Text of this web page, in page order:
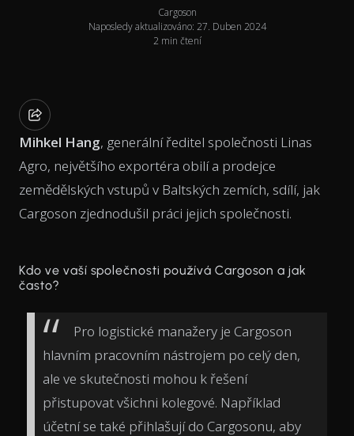
Cargoson
Naposledy aktualizováno: 27. Duben 2024
2 min čtení
Mihkel Hang, generální ředitel společnosti Linas
Agro, největšího exportéra obilí a prodejce
zemědělských vstupů v Baltských zemích, sdílí, jak
Cargoson zjednodušil práci jejich společnosti.
Kdo ve vaší společnosti používá Cargoson a jak
často?
Pro logistické manažery je Cargoson
hlavním pracovním nástrojem po celý den,
ale ve skutečnosti mohou k řešení
přistupovat všichni kolegové. Například
účetní se také přihlašují do Cargosonu, aby